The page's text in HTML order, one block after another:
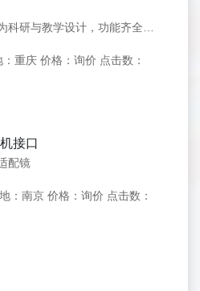
：重庆 价格：询价 点击数：
接口
配镜
：南京 价格：询价 点击数：